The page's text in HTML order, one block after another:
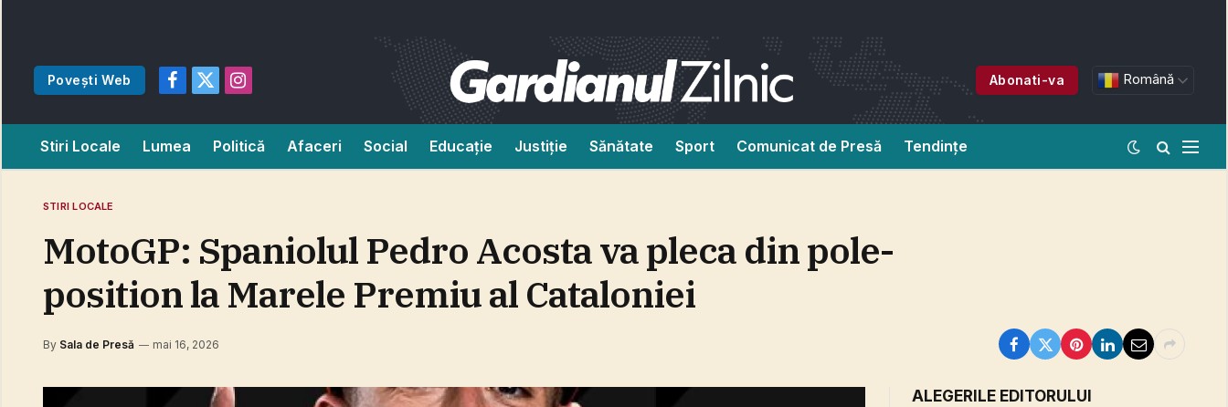
Povești Web
Facebook
X
Instagram
Abonati-va Română
Stiri Locale Lumea Politică Afaceri Social Educație Justiție Sănătate Sport Comunicat de Presă Tendințe
STIRI LOCALE
MotoGP: Spaniolul Pedro Acosta va pleca din pole-
position la Marele Premiu al Cataloniei
By Sala de Presă mai 16, 2026
ALEGERILE EDITORULUI